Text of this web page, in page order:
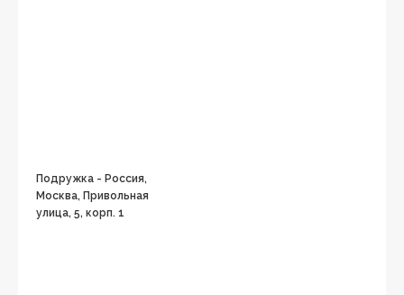
Подружка - Россия,
Москва, Привольная
улица, 5, корп. 1